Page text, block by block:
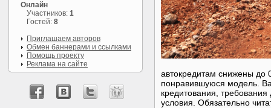
автокредитам снижены до
понравившуюся модель.
кредитования,
условия. Обязательно
Онлайн
Участников: 1
Гостей: 8
Приглашаем авторов
Обмен баннерами и ссылками
Помощь проекту
Реклама на сайте